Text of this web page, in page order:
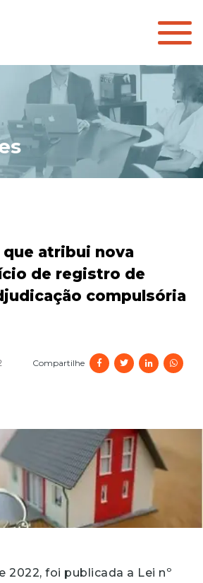
atribui nova
de registro de
compulsória
Compartilhe
2022, foi publicada a Lei nº